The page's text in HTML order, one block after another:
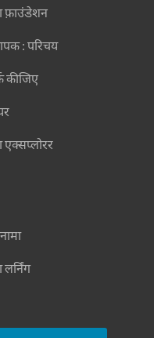
फ़ाउंडेशन
: परिचय
कीजिए
एक्सप्लोरर
लर्निंग